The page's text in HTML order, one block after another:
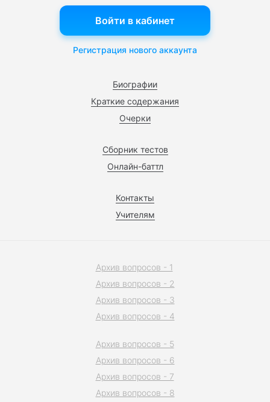
Биографии
Краткие содержания
Очерки
Сборник тестов
Онлайн-баттл
Контакты
Учителям
Войти в кабинет
Регистрация нового аккаунта
Архив вопросов - 1
Архив вопросов - 2
Архив вопросов - 3
Архив вопросов - 4
Архив вопросов - 5
Архив вопросов - 6
Архив вопросов - 7
Архив вопросов - 8